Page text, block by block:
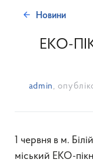
Новини
ЕКО-
admin ,
1 червня в м.
міський ЕКО-